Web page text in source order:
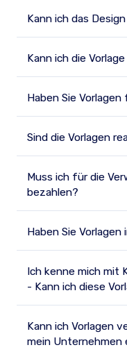
Kann ich das
Kann ich die
Haben Sie
Sind die Vorlagen
Muss ich für die
bezahlen?
Haben Sie Vorlagen
Ich kenne mich mit
- Kann ich diese
Kann ich Vorlagen
mein